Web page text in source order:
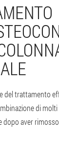
del trattamento
di
dopo aver